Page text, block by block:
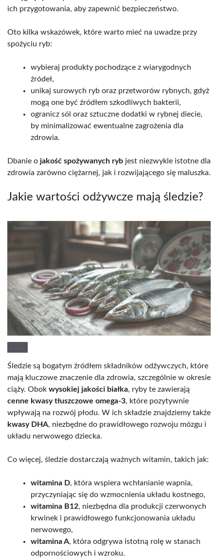
ich przygotowania, aby zapewnić bezpieczeństwo.
Oto kilka wskazówek, które warto mieć na uwadze przy
spożyciu ryb:
wybieraj produkty pochodzące z wiarygodnych
źródeł,
unikaj surowych ryb oraz przetworów rybnych, gdyż
mogą one być źródłem szkodliwych bakterii,
ogranicz sól oraz sztuczne dodatki w rybnej diecie,
by minimalizować ewentualne zagrożenia dla
zdrowia.
Dbanie o jakość spożywanych ryb jest niezwykle istotne dla
zdrowia zarówno ciężarnej, jak i rozwijającego się maluszka.
Jakie wartości odżywcze mają śledzie?
Śledzie są bogatym źródłem składników odżywczych, które
mają kluczowe znaczenie dla zdrowia, szczególnie w okresie
ciąży. Obok wysokiej jakości białka, ryby te zawierają
cenne kwasy tłuszczowe omega-3, które pozytywnie
wpływają na rozwój płodu. W ich składzie znajdziemy także
kwasy DHA, niezbędne do prawidłowego rozwoju mózgu i
układu nerwowego dziecka.
Co więcej, śledzie dostarczają ważnych witamin, takich jak:
witamina D, która wspiera wchłanianie wapnia,
przyczyniając się do wzmocnienia układu kostnego,
witamina B12, niezbędna dla produkcji czerwonych
krwinek i prawidłowego funkcjonowania układu
nerwowego,
witamina A, która odgrywa istotną rolę w stanach
odpornościowych i wzroku.